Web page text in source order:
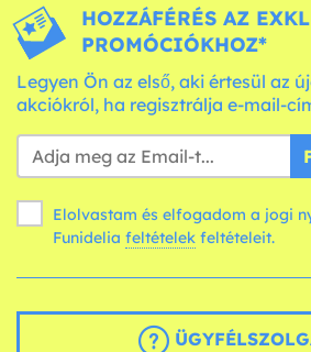
HOZZÁFÉRÉS AZ
PROMÓCIÓKHOZ*
Legyen Ön az első, aki értesül az
akciókról, ha regisztrálja e-mail-
Elolvastam és elfogadom a jogi
Funidelia feltételek feltételeit.